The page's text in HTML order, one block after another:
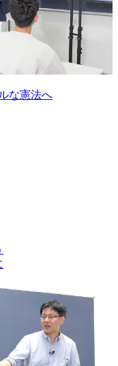
な憲法へ